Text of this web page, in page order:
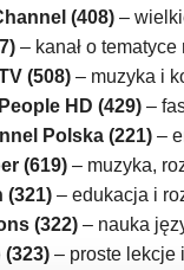
(408) –
– kanał o
(508) – muzyka i
HD (429) –
Polska (221) –
(619) – muzyka,
(321) – edukacja i
(322) – nauka
(323) – proste lekcje